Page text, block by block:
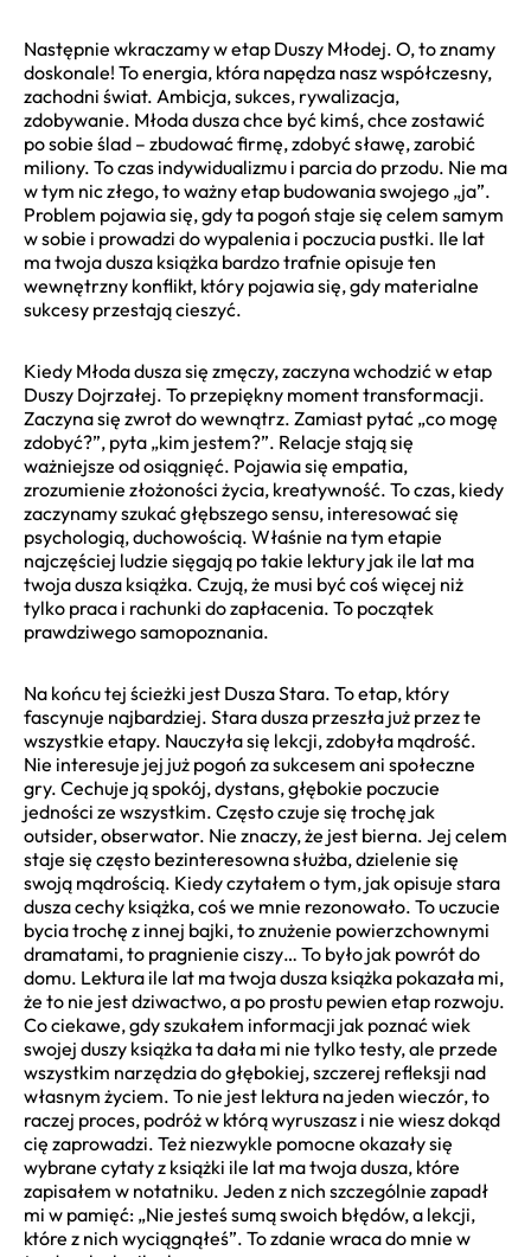
Następnie wkraczamy w etap Duszy Młodej. O, to znamy
doskonale! To energia, która napędza nasz współczesny,
zachodni świat. Ambicja, sukces, rywalizacja,
zdobywanie. Młoda dusza chce być kimś, chce zostawić
po sobie ślad – zbudować firmę, zdobyć sławę, zarobić
miliony. To czas indywidualizmu i parcia do przodu. Nie ma
w tym nic złego, to ważny etap budowania swojego „ja”.
Problem pojawia się, gdy ta pogoń staje się celem samym
w sobie i prowadzi do wypalenia i poczucia pustki. Ile lat
ma twoja dusza książka bardzo trafnie opisuje ten
wewnętrzny konflikt, który pojawia się, gdy materialne
sukcesy przestają cieszyć.
Kiedy Młoda dusza się zmęczy, zaczyna wchodzić w etap
Duszy Dojrzałej. To przepiękny moment transformacji.
Zaczyna się zwrot do wewnątrz. Zamiast pytać „co mogę
zdobyć?”, pyta „kim jestem?”. Relacje stają się
ważniejsze od osiągnięć. Pojawia się empatia,
zrozumienie złożoności życia, kreatywność. To czas, kiedy
zaczynamy szukać głębszego sensu, interesować się
psychologią, duchowością. Właśnie na tym etapie
najczęściej ludzie sięgają po takie lektury jak ile lat ma
twoja dusza książka. Czują, że musi być coś więcej niż
tylko praca i rachunki do zapłacenia. To początek
prawdziwego samopoznania.
Na końcu tej ścieżki jest Dusza Stara. To etap, który
fascynuje najbardziej. Stara dusza przeszła już przez te
wszystkie etapy. Nauczyła się lekcji, zdobyła mądrość.
Nie interesuje jej już pogoń za sukcesem ani społeczne
gry. Cechuje ją spokój, dystans, głębokie poczucie
jedności ze wszystkim. Często czuje się trochę jak
outsider, obserwator. Nie znaczy, że jest bierna. Jej celem
staje się często bezinteresowna służba, dzielenie się
swoją mądrością. Kiedy czytałem o tym, jak opisuje stara
dusza cechy książka, coś we mnie rezonowało. To uczucie
bycia trochę z innej bajki, to znużenie powierzchownymi
dramatami, to pragnienie ciszy… To było jak powrót do
domu. Lektura ile lat ma twoja dusza książka pokazała mi,
że to nie jest dziwactwo, a po prostu pewien etap rozwoju.
Co ciekawe, gdy szukałem informacji jak poznać wiek
swojej duszy książka ta dała mi nie tylko testy, ale przede
wszystkim narzędzia do głębokiej, szczerej refleksji nad
własnym życiem. To nie jest lektura na jeden wieczór, to
raczej proces, podróż w którą wyruszasz i nie wiesz dokąd
cię zaprowadzi. Też niezwykle pomocne okazały się
wybrane cytaty z książki ile lat ma twoja dusza, które
zapisałem w notatniku. Jeden z nich szczególnie zapadł
mi w pamięć: „Nie jesteś sumą swoich błędów, a lekcji,
które z nich wyciągnąłeś”. To zdanie wraca do mnie w